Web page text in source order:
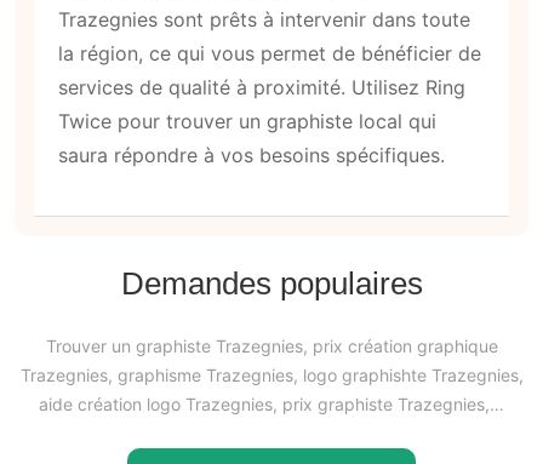
Trazegnies sont prêts à intervenir dans toute
la région, ce qui vous permet de bénéficier de
services de qualité à proximité. Utilisez Ring
Twice pour trouver un graphiste local qui
saura répondre à vos besoins spécifiques.
Demandes populaires
Trouver un graphiste Trazegnies, prix création graphique
Trazegnies, graphisme Trazegnies, logo graphishte Trazegnies,
aide création logo Trazegnies, prix graphiste Trazegnies,…